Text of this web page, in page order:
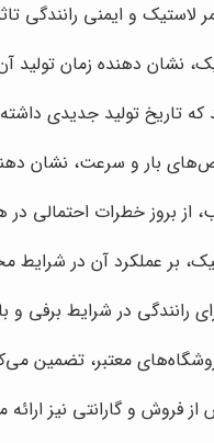
لاستیک و ایمنی رانندگی
نشان دهنده زمان
تاریخ تولید جدیدی
بار و سرعت، نشان
بروز خطرات احتمالی در
بر عملکرد آن در شرایط
رانندگی در شرایط برفی و
معتبر، تضمین
فروش و گارانتی نیز